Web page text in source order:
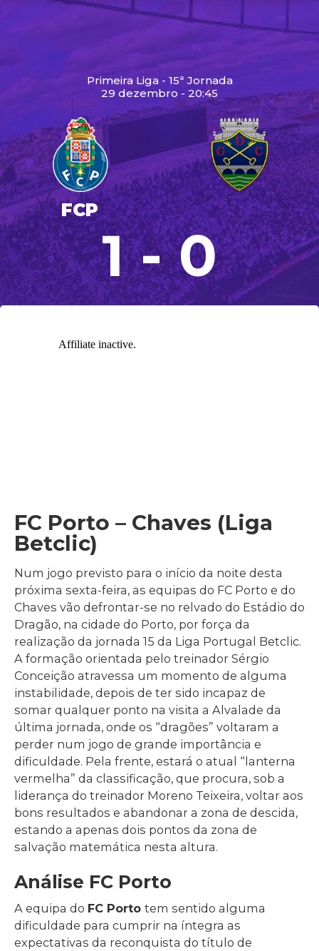
Primeira Liga - 15ª Jornada
29 dezembro - 20:45
FCP
1 - 0
FC Porto – Chaves (Liga
Betclic)
Num jogo previsto para o início da noite desta
próxima sexta-feira, as equipas do FC Porto e do
Chaves vão defrontar-se no relvado do Estádio do
Dragão, na cidade do Porto, por força da
realização da jornada 15 da Liga Portugal Betclic.
A formação orientada pelo treinador Sérgio
Conceição atravessa um momento de alguma
instabilidade, depois de ter sido incapaz de
somar qualquer ponto na visita a Alvalade da
última jornada, onde os “dragões” voltaram a
perder num jogo de grande importância e
dificuldade. Pela frente, estará o atual “lanterna
vermelha” da classificação, que procura, sob a
liderança do treinador Moreno Teixeira, voltar aos
bons resultados e abandonar a zona de descida,
estando a apenas dois pontos da zona de
salvação matemática nesta altura.
Análise FC Porto
A equipa do FC Porto tem sentido alguma
dificuldade para cumprir na íntegra as
expectativas da reconquista do título de